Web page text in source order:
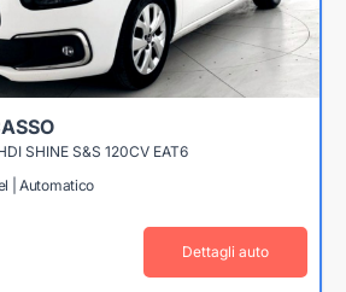
SHINE S&S 120CV EAT6
| Automatico
Dettagli auto